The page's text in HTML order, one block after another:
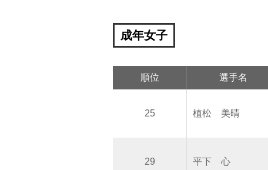
成年女子
順位 選手名
25 植松 美晴
29 平下 心